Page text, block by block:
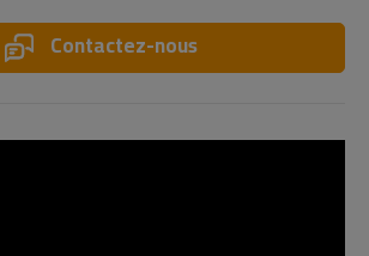
Contactez-nous